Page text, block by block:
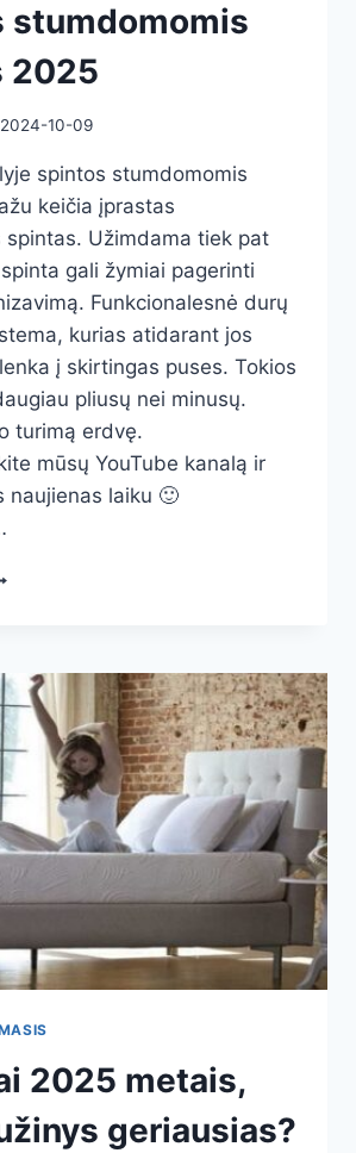
stumdomomis
2025
2024-10-09
spintos stumdomomis
keičia įprastas
Užimdama tiek pat
gali žymiai pagerinti
Funkcionalesnė durų
kurias atidarant jos
į skirtingas puses. Tokios
pliusų nei minusų.
turimą erdvę.
mūsų YouTube kanalą ir
naujienas laiku 🙂
2025 metais,
geriausias?